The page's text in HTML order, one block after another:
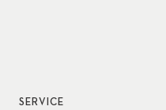
SERVICE